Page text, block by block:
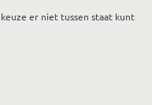
er niet tussen staat kunt